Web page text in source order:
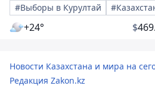
#Выборы в Курултай
+24° $
Новости Казахстана и мира на
Редакция Zakon.kz